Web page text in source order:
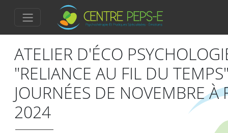
ATELIER D'ÉCO
"RELIANCE AU FIL DU
JOURNÉES DE NOVEMBRE À
2024